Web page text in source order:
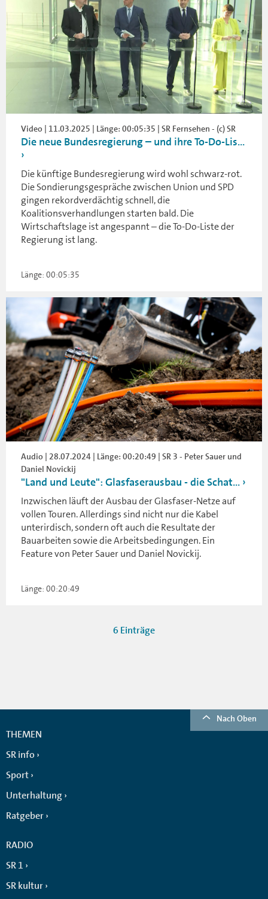
Video | 11.03.2025 | Länge: 00:05:35 | SR Fernsehen - (c) SR
Die neue Bundesregierung – und ihre To-Do-Lis...
Die künftige Bundesregierung wird wohl schwarz-rot.
Die Sondierungsgespräche zwischen Union und SPD
gingen rekordverdächtig schnell, die
Koalitionsverhandlungen starten bald. Die
Wirtschaftslage ist angespannt – die To-Do-Liste der
Regierung ist lang.
Länge: 00:05:35
Audio | 28.07.2024 | Länge: 00:20:49 | SR 3 - Peter Sauer und
Daniel Novickij
"Land und Leute": Glasfaserausbau - die Schat...
Inzwischen läuft der Ausbau der Glasfaser-Netze auf
vollen Touren. Allerdings sind nicht nur die Kabel
unterirdisch, sondern oft auch die Resultate der
Bauarbeiten sowie die Arbeitsbedingungen. Ein
Feature von Peter Sauer und Daniel Novickij.
Länge: 00:20:49
6 Einträge
Nach Oben
THEMEN
SR info
Sport
Unterhaltung
Ratgeber
RADIO
SR 1
SR kultur